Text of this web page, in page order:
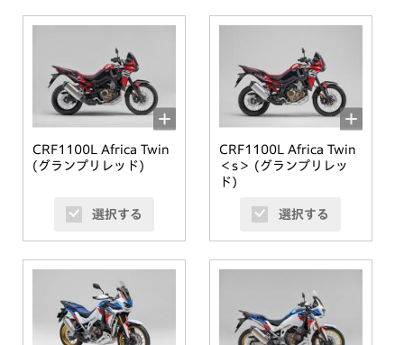
CRF1100L Africa Twin
(グランプリレッド)
選択する
CRF1100L Africa Twin
＜s＞ (グランプリレッ
ド)
選択する